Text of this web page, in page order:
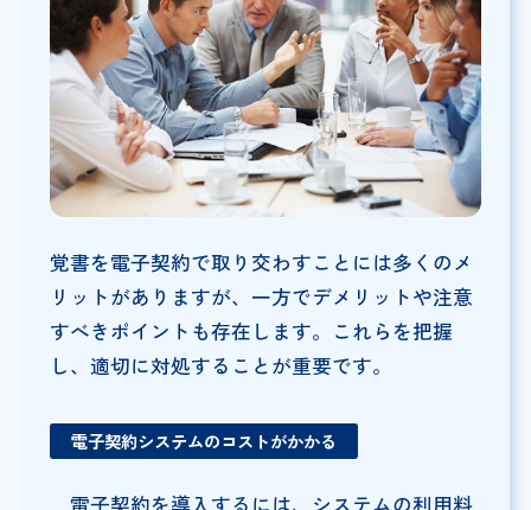
覚書を電子契約で取り交わすことには多くのメ
リットがありますが、一方でデメリットや注意
すべきポイントも存在します。これらを把握
し、適切に対処することが重要です。
電子契約システムのコストがかかる
電子契約を導入するには、システムの利用料